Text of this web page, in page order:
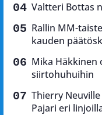
Valtteri Bottas
Rallin MM-
kauden
Mika Häkkinen
siirtohuhuihin
Thierry
Pajari eri